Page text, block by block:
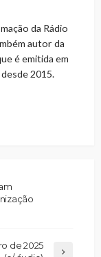
da Rádio
autor da
é emitida em
2015.
de 2025